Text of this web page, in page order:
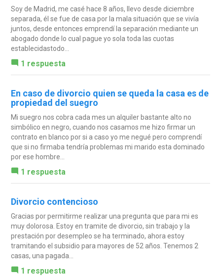
Soy de Madrid, me casé hace 8 años, llevo desde diciembre
separada, él se fue de casa por la mala situación que se vivía
juntos, desde entonces emprendí la separación mediante un
abogado donde lo cual pague yo sola toda las cuotas
establecidastodo...
1 respuesta
En caso de divorcio quien se queda la casa es de
propiedad del suegro
Mi suegro nos cobra cada mes un alquiler bastante alto no
simbólico en negro, cuando nos casamos me hizo firmar un
contrato en blanco por si a caso yo me negué pero comprendí
que si no firmaba tendría problemas mi marido esta dominado
por ese hombre...
1 respuesta
Divorcio contencioso
Gracias por permitirme realizar una pregunta que para mi es
muy dolorosa. Estoy en tramite de divorcio, sin trabajo y la
prestación por desempleo se ha terminado, ahora estoy
tramitando el subsidio para mayores de 52 años. Tenemos 2
casas, una pagada...
1 respuesta